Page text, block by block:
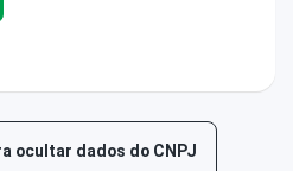
ocultar dados do CNPJ